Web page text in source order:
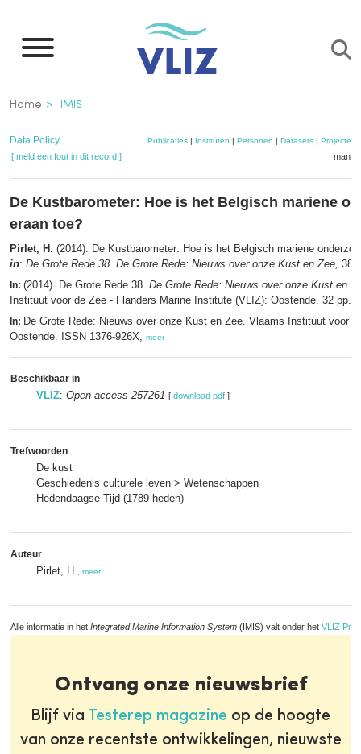
naar
inhoud
gaan
Kruimelpad
Home IMIS
Data Policy Publicaties | Instituten | Personen | Datasets | Projecten
[ meld een fout in dit record ]
De Kustbarometer: Hoe is het Belgisch mariene
eraan toe?
Pirlet, H. (2014). De Kustbarometer: Hoe is het Belgisch mariene
in: De Grote Rede 38. De Grote Rede: Nieuws over onze Kust en Zee, 38:
In: (2014). De Grote Rede 38. De Grote Rede: Nieuws over onze Kust en
Instituut voor de Zee - Flanders Marine Institute (VLIZ): Oostende. 32 pp.,
In: De Grote Rede: Nieuws over onze Kust en Zee. Vlaams Instituut voor
Oostende. ISSN 1376-926X, meer
Beschikbaar in
VLIZ: Open access 257261 [ download pdf ]
Trefwoorden
De kust
Geschiedenis culturele leven > Wetenschappen
Hedendaagse Tijd (1789-heden)
Auteur
Pirlet, H. meer
Alle informatie in het Integrated Marine Information System (IMIS) valt onder het VLIZ
Ontvang onze nieuwsbrief
Blijf via Testerep magazine op de hoogte
van onze recentste ontwikkelingen, nieuwste